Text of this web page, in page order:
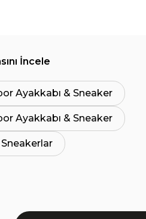
İncele
Ayakkabı & Sneaker
Ayakkabı & Sneaker